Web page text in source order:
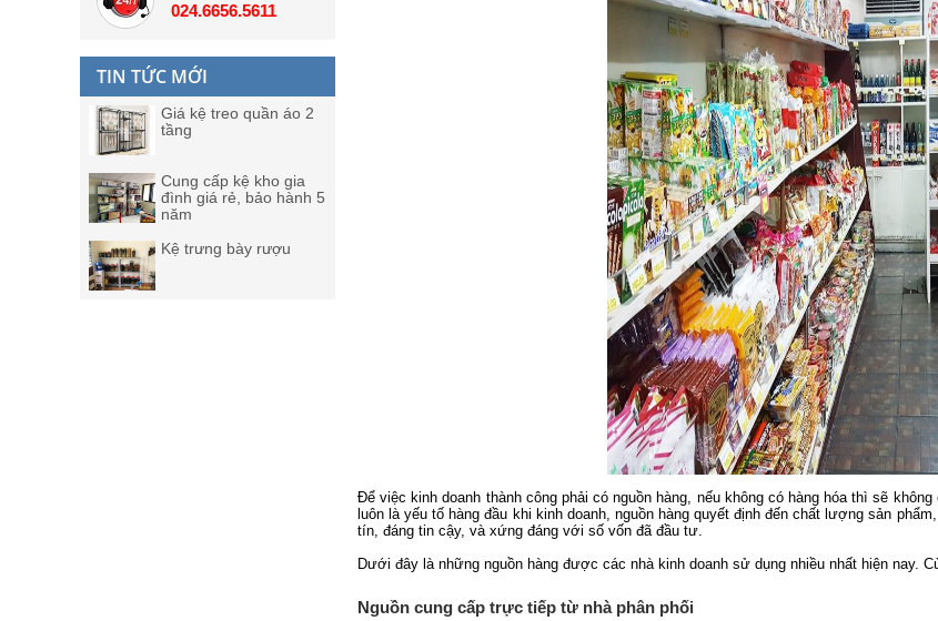
024.6656.5611
TIN TỨC MỚI
Giá kệ treo quần áo 2
tầng
Cung cấp kệ kho gia
đình giá rẻ, bảo hành 5
năm
Kệ trưng bày rượu
Để việc kinh doanh thành công phải có nguồn hàng, nếu không có hàng hóa thì sẽ
luôn là yếu tố hàng đầu khi kinh doanh, nguồn hàng quyết định đến chất lượng sản
tín, đáng tin cậy, và xứng đáng với số vốn đã đầu tư.
Dưới đây là những nguồn hàng được các nhà kinh doanh sử dụng nhiều nhất hiện nay.
Nguồn cung cấp trực tiếp từ nhà phân phối